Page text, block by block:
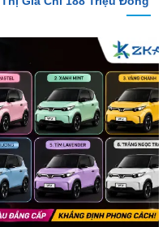
Xe VF2 Mới Nhất 2026